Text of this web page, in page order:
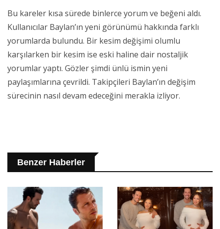
Bu kareler kısa sürede binlerce yorum ve beğeni aldı.
Kullanıcılar Baylan’ın yeni görünümü hakkında farklı
yorumlarda bulundu. Bir kesim değişimi olumlu
karşılarken bir kesim ise eski haline dair nostaljik
yorumlar yaptı. Gözler şimdi ünlü ismin yeni
paylaşımlarına çevrildi. Takipçileri Baylan’ın değişim
sürecinin nasıl devam edeceğini merakla izliyor.
Benzer Haberler